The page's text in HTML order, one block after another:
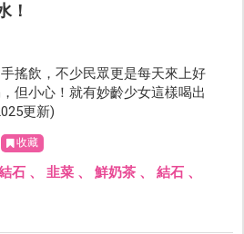
！
搖飲，不少民眾更是每天來上好
但小心！就有妙齡少女這樣喝出
更新)
收藏
石、 韭菜、 鮮奶茶、 結石、